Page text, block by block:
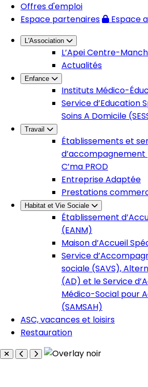
Offres d'emploi
Espace partenaires
Espace
L'Association
L’Apei Centre-
Actualités
Enfance
Instituts Médico-
Service d’Education
Soins A Domicile
Travail
Établissements et
d’accompagnement
C’ma PROD
Entreprise Adaptée
Prestations
Habitat et Vie Sociale
Établissement
(EANM)
Maison d’Accueil
Service
sociale (SAVS),
(AD) et le Service
Médico-Social pour
(SAMSAH)
ASC, vacances et loisirs
Restauration